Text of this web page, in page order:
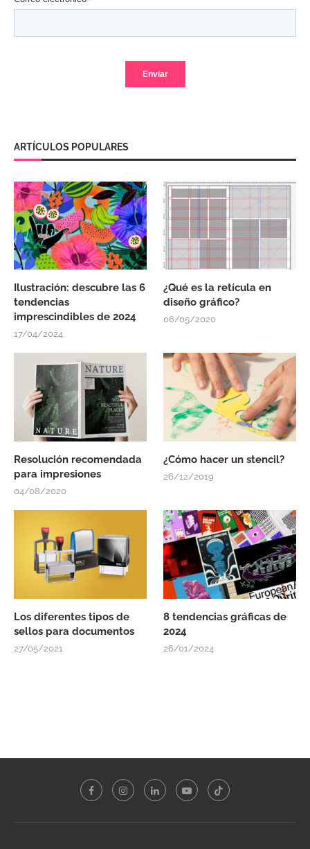
ARTÍCULOS POPULARES
Ilustración: descubre las 6
tendencias
imprescindibles de 2024
17/04/2024
¿Qué es la retícula en
diseño gráfico?
06/05/2020
Resolución recomendada
para impresiones
04/08/2020
¿Cómo hacer un stencil?
26/12/2019
Los diferentes tipos de
sellos para documentos
27/05/2021
8 tendencias gráficas de
2024
26/01/2024